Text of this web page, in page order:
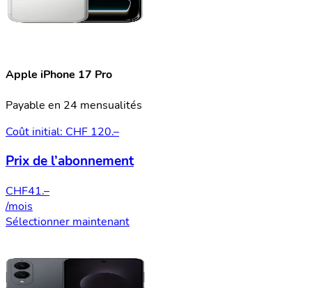
Apple iPhone 17 Pro
Payable en 24 mensualités
Coût initial: CHF 120.–
Prix de l’abonnement
CHF41.–
/mois
Sélectionner maintenant